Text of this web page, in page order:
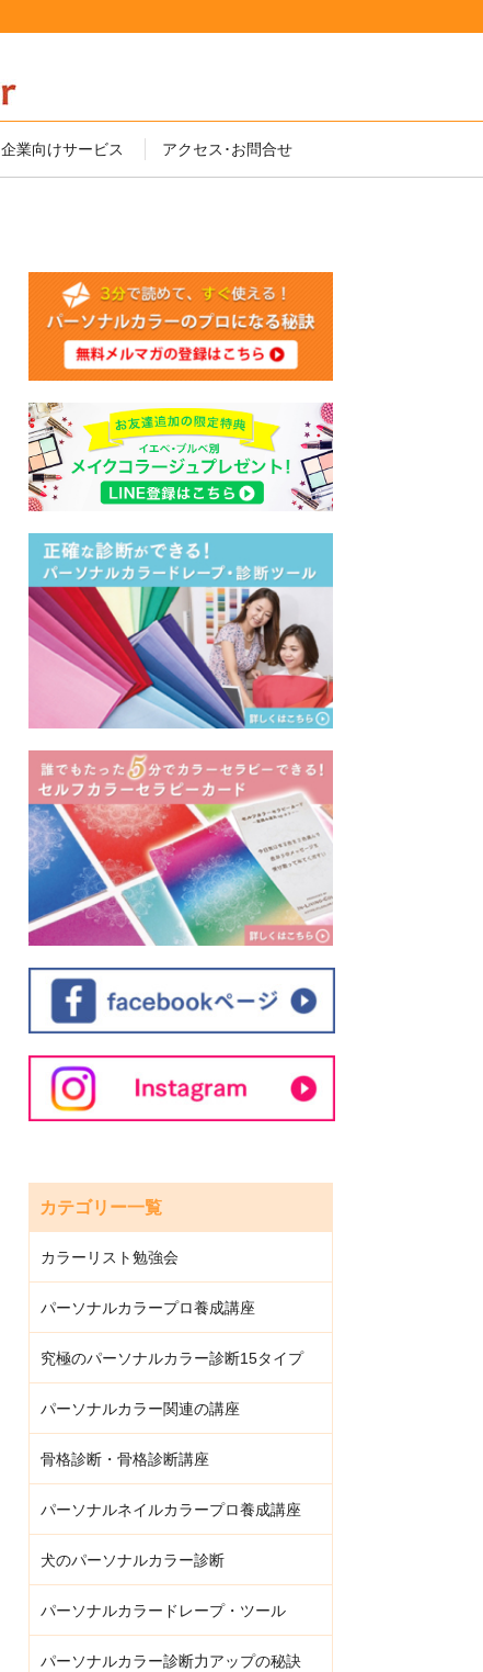
企業向けサービス アクセス･お問合せ
カテゴリー一覧
カラーリスト勉強会
パーソナルカラープロ養成講座
究極のパーソナルカラー診断15タイプ
パーソナルカラー関連の講座
骨格診断・骨格診断講座
パーソナルネイルカラープロ養成講座
犬のパーソナルカラー診断
パーソナルカラードレープ・ツール
パーソナルカラー診断力アップの秘訣